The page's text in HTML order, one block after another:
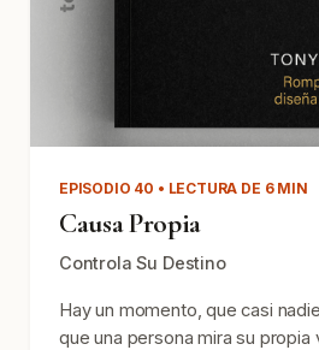
EPISODIO 40 • LECTURA DE 6 MIN
Causa Propia
Controla Su Destino
Hay un momento, que casi
que una persona mira su propia